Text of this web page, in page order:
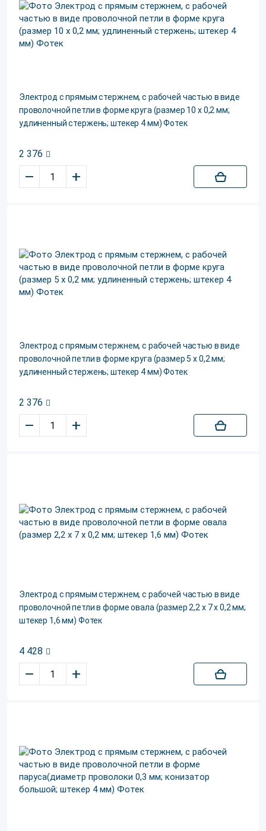
Электрод c прямым стержнем, c рабочей частью в виде
проволочной петли в форме круга (размер 10 х 0,2 мм;
удлиненный стержень; штекер 4 мм) Фотек
2 376
– +
Электрод c прямым стержнем, c рабочей частью в виде
проволочной петли в форме круга (размер 5 х 0,2 мм;
удлиненный стержень; штекер 4 мм) Фотек
2 376
– +
Электрод c прямым стержнем, c рабочей частью в виде
проволочной петли в форме овала (размер 2,2 х 7 х 0,2 мм;
штекер 1,6 мм) Фотек
4 428
– +